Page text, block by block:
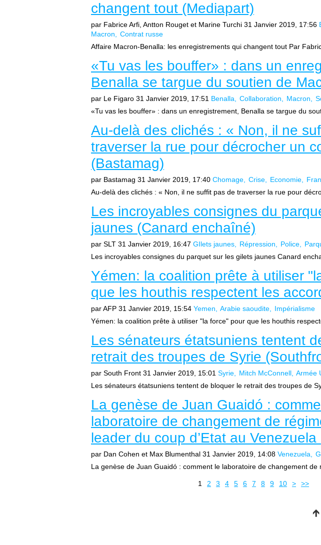
changent tout (Mediapart)
par Fabrice Arfi, Antton Rouget et Marine Turchi 31 Janvier 2019, 17:56
Macron
Contrat russe
Affaire Macron-Benalla: les enregistrements qui changent tout Par
«Tu vas les bouffer» : dans un
Benalla se targue du soutien de
par Le Figaro 31 Janvier 2019, 17:51 Benalla Collaboration Macron
«Tu vas les bouffer» : dans un enregistrement, Benalla se targue du
Au-delà des clichés : « Non, il ne
traverser la rue pour décrocher un
(Bastamag)
par Bastamag 31 Janvier 2019, 17:40 Chomage Crise Economie
Au-delà des clichés : « Non, il ne suffit pas de traverser la rue pour
Les incroyables consignes du
jaunes (Canard enchaîné)
par SLT 31 Janvier 2019, 16:47 GIlets jaunes Répression Police
Les incroyables consignes du parquet sur les gilets jaunes Canard
Yémen: la coalition prête à utiliser
que les houthis respectent les
par AFP 31 Janvier 2019, 15:54 Yemen Arabie saoudite
Impérialisme
Yémen: la coalition prête à utiliser "la force" pour que les houthis
Les sénateurs étatsuniens tentent
retrait des troupes de Syrie
par South Front 31 Janvier 2019, 15:01 Syrie Mitch McConnell Armée
Les sénateurs étatsuniens tentent de bloquer le retrait des troupes de
La genèse de Juan Guaidó :
laboratoire de changement de
leader du coup d’Etat au
par Dan Cohen et Max Blumenthal 31 Janvier 2019, 14:08 Venezuela
La genèse de Juan Guaidó : comment le laboratoire de changement de
1 2 3 4 5 6 7 8 9 10 20
30
40
50
> >>